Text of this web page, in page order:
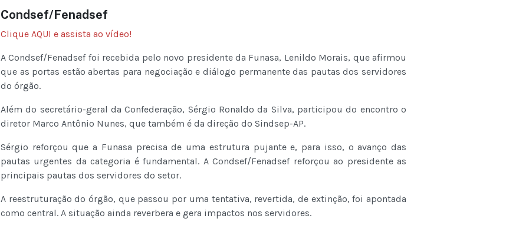
Condsef/Fenadsef
Clique AQUI e assista ao vídeo!
A Condsef/Fenadsef foi recebida pelo novo presidente da Funasa, Lenildo Morais, que afirmou
que as portas estão abertas para negociação e diálogo permanente das pautas dos servidores
do órgão.
Além do secretário-geral da Confederação, Sérgio Ronaldo da Silva, participou do encontro o
diretor Marco Antônio Nunes, que também é da direção do Sindsep-AP.
Sérgio reforçou que a Funasa precisa de uma estrutura pujante e, para isso, o avanço das
pautas urgentes da categoria é fundamental. A Condsef/Fenadsef reforçou ao presidente as
principais pautas dos servidores do setor.
A reestruturação do órgão, que passou por uma tentativa, revertida, de extinção, foi apontada
como central. A situação ainda reverbera e gera impactos nos servidores.